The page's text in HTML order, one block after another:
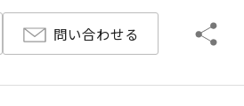
問い合わせる